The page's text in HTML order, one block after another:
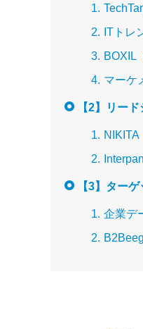
ITトレ
BOXIL
マーケ
【2】リー
NIKITA
【3】ター
企業デ